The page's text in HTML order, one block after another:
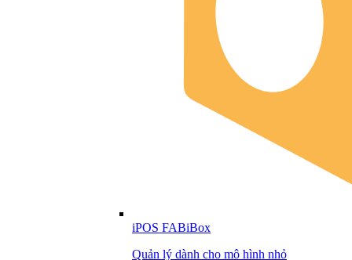
iPOS FABiBox
Quản lý dành cho mô hình nhỏ